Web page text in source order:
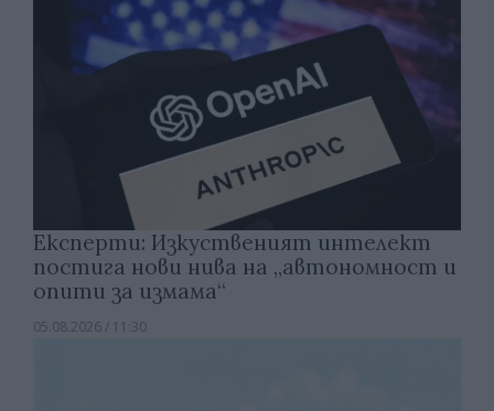
Експерти: Изкуственият интелект
постига нови нива на „автономност и
опити за измама“
05.08.2026 / 11:30